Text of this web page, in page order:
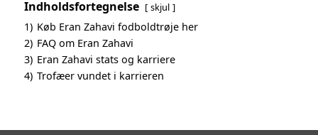
Indholdsfortegnelse skjul
1) Køb Eran Zahavi fodboldtrøje her
2) FAQ om Eran Zahavi
3) Eran Zahavi stats og karriere
4) Trofæer vundet i karrieren